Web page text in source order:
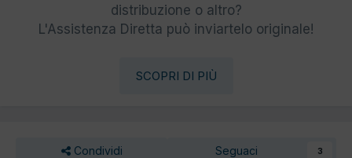
distribuzione o altro?
L'Assistenza Diretta può inviartelo originale!
SCOPRI DI PIÙ
Condividi Seguaci 3